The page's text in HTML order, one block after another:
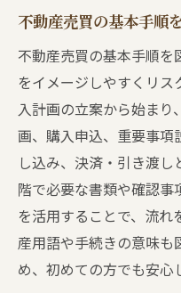
不動産売買の
買主視点で見
購入準備で重
中古と新築で
不動産売買で
法
購入直前に確
安心できる不動産
不動産売買を
不動産売買の基本手順
不動産売買の基本手順
をイメージしやすくリス
入計画の立案から始ま
画、購入申込、重要事項
し込み、決済・引き渡
階で必要な書類や確認
を活用することで、流れ
産用語や手続きの意味も
め、初めての方でも安心